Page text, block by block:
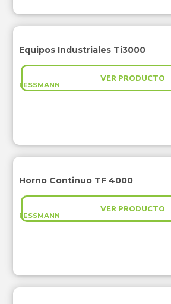
FESSMANN
Equipos Industriales Ti3000
VER PRODUCTO
FESSMANN
Horno Continuo TF 4000
VER PRODUCTO